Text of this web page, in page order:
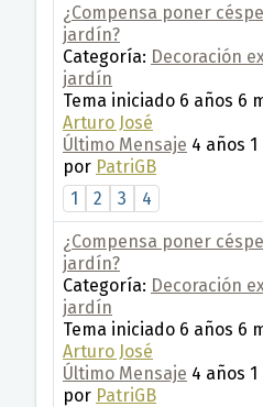
¿Compensa poner
jardín?
Categoría: Decoración
jardín
Tema iniciado 6 años 6
Arturo José
Último Mensaje 4 años
por PatriGB
1
2 3 4
¿Compensa poner
jardín?
Categoría: Decoración
jardín
Tema iniciado 6 años 6
Arturo José
Último Mensaje 4 años
por PatriGB